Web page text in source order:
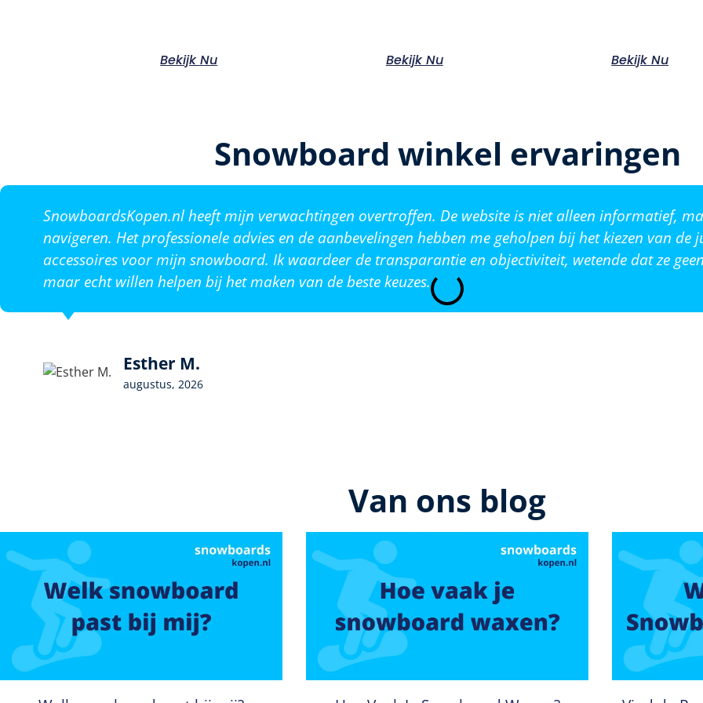
Bekijk Nu Bekijk Nu Bekijk Nu
Snowboard winkel ervaringen
SnowboardsKopen.nl heeft mijn verwachtingen overtroffen. De website is niet alleen informatief,
navigeren. Het professionele advies en de aanbevelingen hebben me geholpen bij het kiezen van de
accessoires voor mijn snowboard. Ik waardeer de transparantie en objectiviteit, wetende dat ze
maar echt willen helpen bij het maken van de beste keuzes.
Esther M.
augustus, 2026
Van ons blog